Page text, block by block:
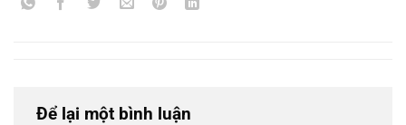
Để lại một bình luận